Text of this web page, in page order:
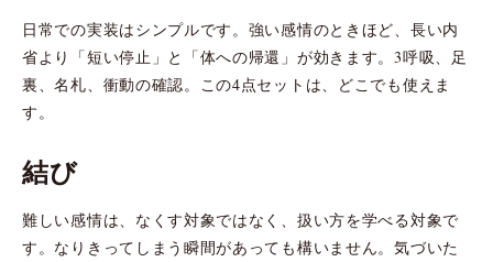
日常での実装はシンプルです。強い感情のときほど、長い内
省より「短い停止」と「体への帰還」が効きます。3呼吸、足
裏、名札、衝動の確認。この4点セットは、どこでも使えま
す。
結び
難しい感情は、なくす対象ではなく、扱い方を学べる対象で
す。なりきってしまう瞬間があっても構いません。気づいた